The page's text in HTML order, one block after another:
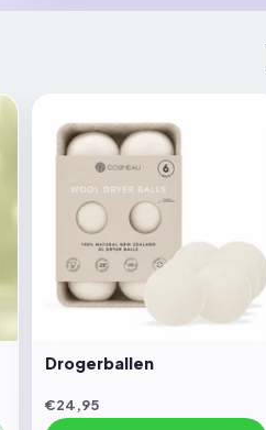
Drogerballen
€24,95